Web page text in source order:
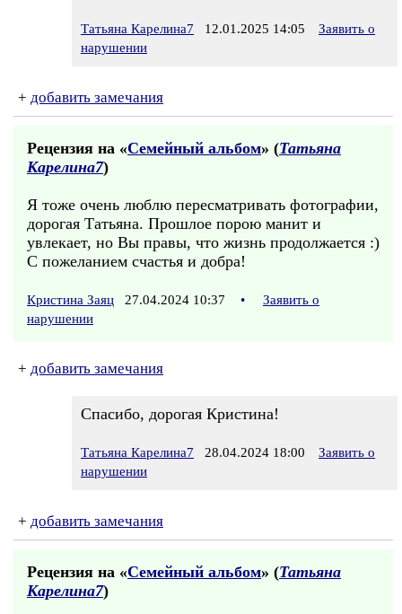
Татьяна Карелина7 12.01.2025 14:05
Заявить о
нарушении
+ добавить замечания
Рецензия на «Семейный альбом» (Татьяна
Карелина7)
Я тоже очень люблю пересматривать фотографии,
дорогая Татьяна. Прошлое порою манит и
увлекает, но Вы правы, что жизнь продолжается :)
С пожеланием счастья и добра!
Кристина Заяц 27.04.2024 10:37 •
Заявить о
нарушении
+ добавить замечания
Спасибо, дорогая Кристина!
Татьяна Карелина7 28.04.2024 18:00
Заявить о
нарушении
+ добавить замечания
Рецензия на «Семейный альбом» (Татьяна
Карелина7)